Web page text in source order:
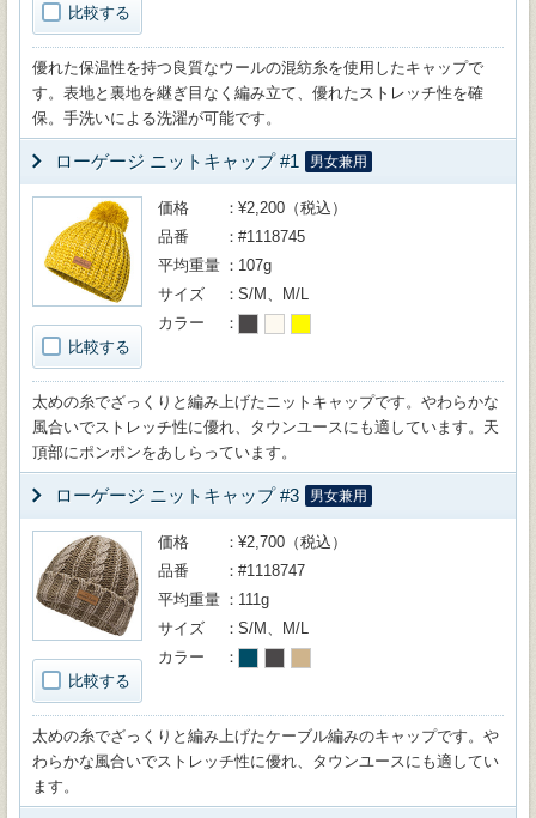
比較する
優れた保温性を持つ良質なウールの混紡糸を使用したキャップで
す。表地と裏地を継ぎ目なく編み立て、優れたストレッチ性を確
保。手洗いによる洗濯が可能です。
ローゲージ ニットキャップ #1 男女兼用
比較する
価格
¥2,200（税込）
品番
#1118745
平均重量
107g
サイズ
S/M、M/L
カラー
太めの糸でざっくりと編み上げたニットキャップです。やわらかな
風合いでストレッチ性に優れ、タウンユースにも適しています。天
頂部にポンポンをあしらっています。
ローゲージ ニットキャップ #3 男女兼用
比較する
価格
¥2,700（税込）
品番
#1118747
平均重量
111g
サイズ
S/M、M/L
カラー
太めの糸でざっくりと編み上げたケーブル編みのキャップです。や
わらかな風合いでストレッチ性に優れ、タウンユースにも適してい
ます。